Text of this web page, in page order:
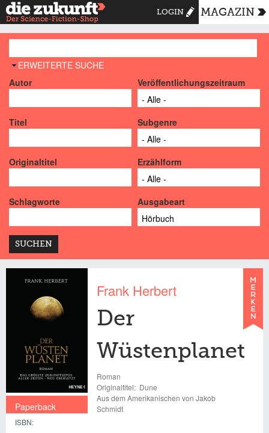
LOGIN MAGAZIN
AUSBLENDEN
ERWEITERTE SUCHE
Autor
Veröffentlichungszeitraum
Titel Subgenre
Originaltitel Erzählform
Schlagworte Ausgabeart
Paperback
ISBN:
Frank Herbert
Der
Wüstenplanet
Roman
Originaltitel: Dune
Aus dem Amerikanischen von Jakob
Schmidt